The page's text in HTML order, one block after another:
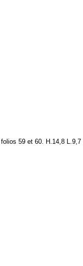
59 et 60. H.14,8 L.9,7